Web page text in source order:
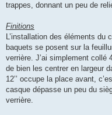
trappes, donnant un peu de
Finitions
L’installation des éléments
baquets se posent sur la
verrière. J’ai simplement
de bien les centrer en largeur
12’’ occupe la place avant,
casque dépasse un peu du
verrière.